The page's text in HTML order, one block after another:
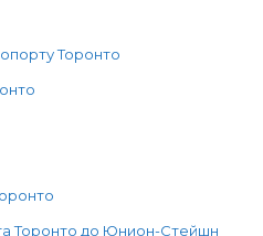
Торонто
Торонто до Юнион-Стейшн